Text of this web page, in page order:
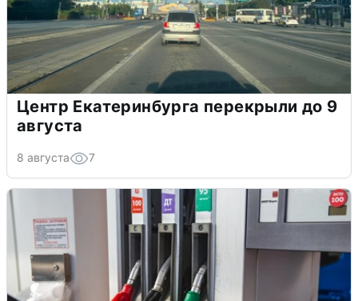
Центр Екатеринбурга перекрыли до 9
августа
8 августа 7